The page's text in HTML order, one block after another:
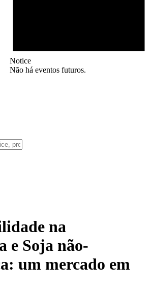
Notice
Não há eventos futuros.
na
e Soja não-
um mercado em